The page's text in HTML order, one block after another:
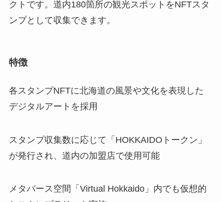
クトです。道内180箇所の観光スポットをNFTスタ
ンプとして収集できます。
特徴
各スタンプNFTに北海道の風景や文化を表現した
デジタルアートを採用
スタンプ収集数に応じて「HOKKAIDOトークン」
が発行され、道内の加盟店で使用可能
メタバース空間「Virtual Hokkaido」内でも仮想的